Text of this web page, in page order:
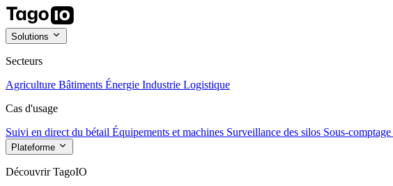
Solutions
Secteurs
Agriculture Bâtiments Énergie Industrie Logistique
Cas d'usage
Suivi en direct du bétail Équipements et machines Surveillance des silos Sous-comptage
Plateforme
Découvrir TagoIO